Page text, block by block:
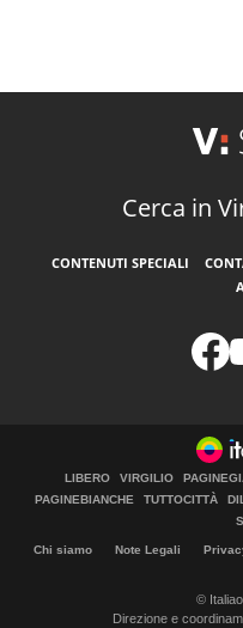
Cerca in
CONTENUTI SPECIALI
LIBERO VIRGILIO
PAGINEBIANCHE
TUTTOCITTÀ
Chi siamo Note Legali
©
Direzione e